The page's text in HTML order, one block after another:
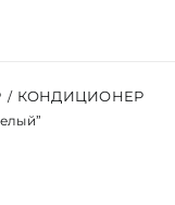
/ КОНДИЦИОНЕР